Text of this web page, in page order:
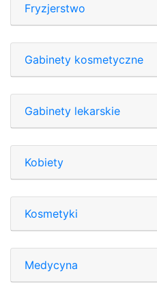
Fryzjerstwo
Gabinety kosmetyczne
Gabinety lekarskie
Kobiety
Kosmetyki
Medycyna